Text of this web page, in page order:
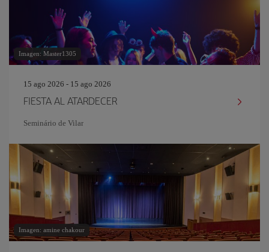
Imagen: Master1305
15 ago 2026 - 15 ago 2026
FIESTA AL ATARDECER
Seminário de Vilar
Imagen: amine chakour